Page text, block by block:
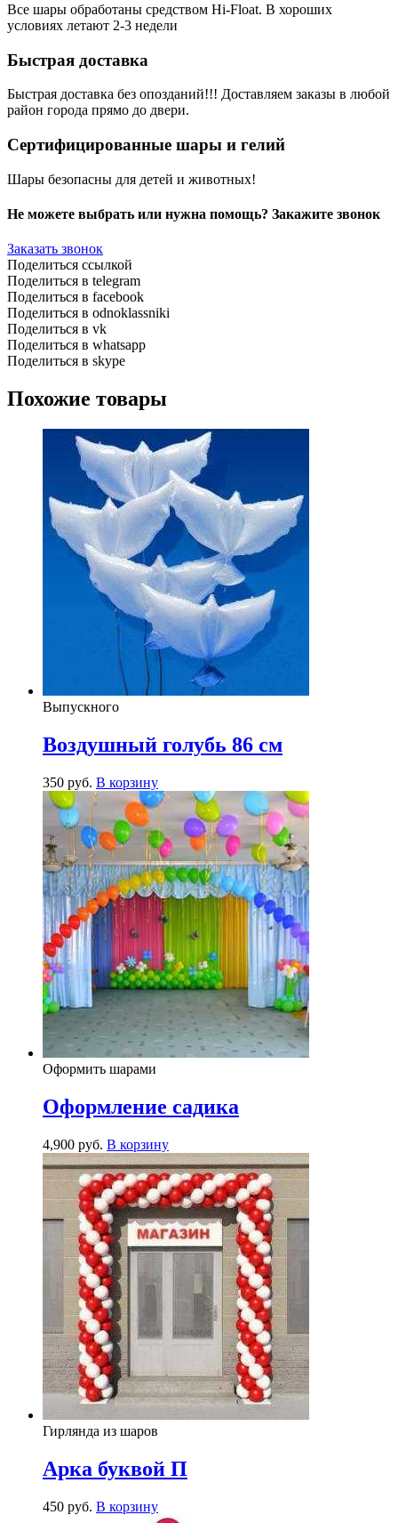
Все шары обработаны средством Hi-Float. В хороших
условиях летают 2-3 недели
Быстрая доставка
Быстрая доставка без опозданий!!! Доставляем заказы в любой
район города прямо до двери.
Сертифицированные шары и гелий
Шары безопасны для детей и животных!
Не можете выбрать или нужна помощь? Закажите звонок
Заказать звонок
Поделиться ссылкой
Поделиться в telegram
Поделиться в facebook
Поделиться в odnoklassniki
Поделиться в vk
Поделиться в whatsapp
Поделиться в skype
Похожие товары
Выпускного
Воздушный голубь 86 см
350 руб. В корзину
Оформить шарами
Оформление садика
4,900 руб. В корзину
Гирлянда из шаров
Арка буквой П
450 руб. В корзину